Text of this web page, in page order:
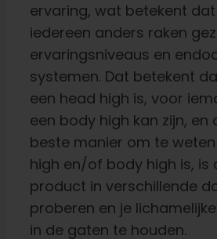
ervaring, wat betekent
iedereen anders raken
ervaringsniveaus en
systemen. Dat betekent
een head high is, voor
een body high kan zijn, en
beste manier om te
high en/of body high is, is
product in verschillende
proberen en je
in de gaten te houden.